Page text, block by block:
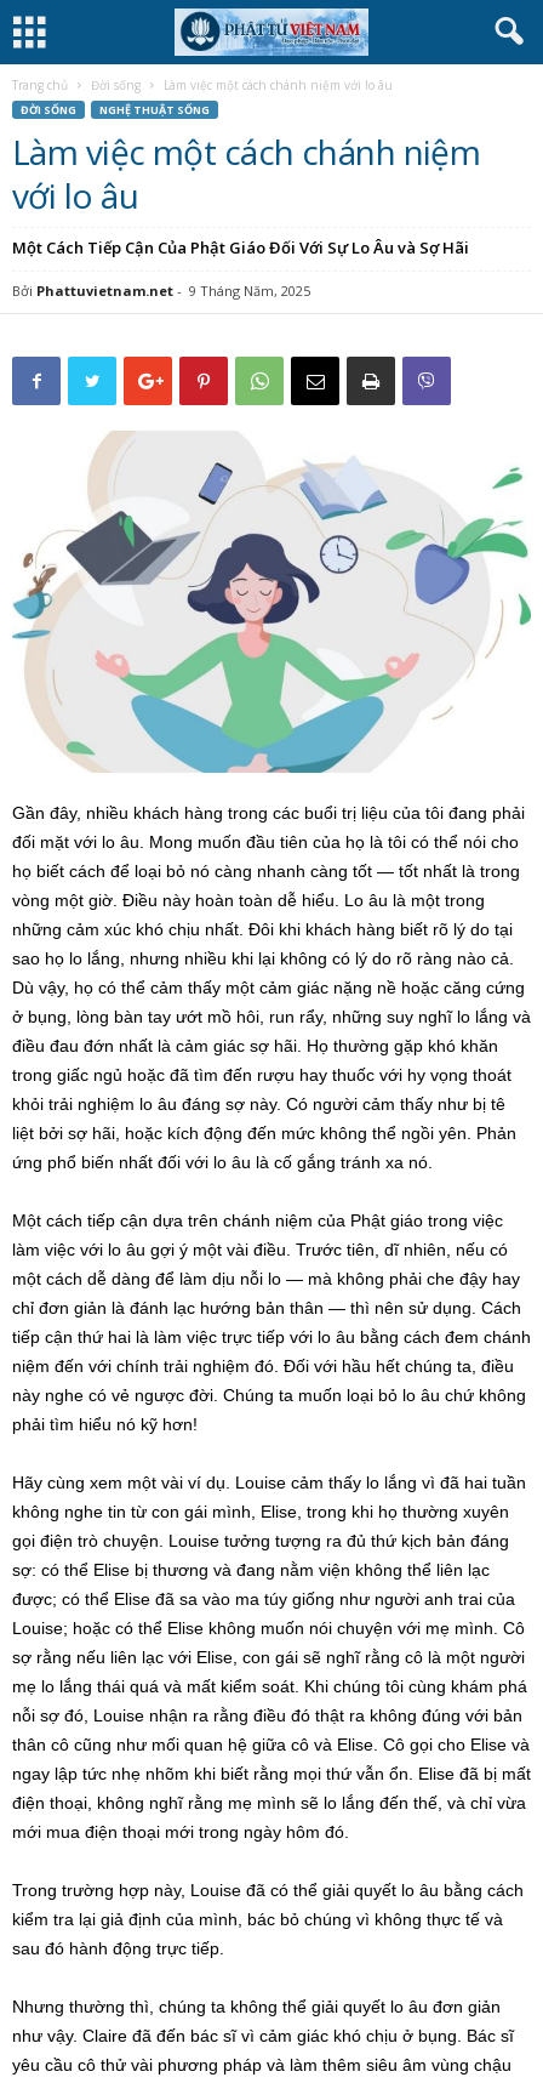
Trang chủ Đời sống Làm việc một cách chánh niệm với lo âu
ĐỜI SỐNG NGHỆ THUẬT SỐNG
Làm việc một cách chánh niệm
với lo âu
Một Cách Tiếp Cận Của Phật Giáo Đối Với Sự Lo Âu và Sợ Hãi
Bởi Phattuvietnam.net - 9 Tháng Năm, 2025
Gần đây, nhiều khách hàng trong các buổi trị liệu của tôi đang phải
đối mặt với lo âu. Mong muốn đầu tiên của họ là tôi có thể nói cho
họ biết cách để loại bỏ nó càng nhanh càng tốt — tốt nhất là trong
vòng một giờ. Điều này hoàn toàn dễ hiểu. Lo âu là một trong
những cảm xúc khó chịu nhất. Đôi khi khách hàng biết rõ lý do tại
sao họ lo lắng, nhưng nhiều khi lại không có lý do rõ ràng nào cả.
Dù vậy, họ có thể cảm thấy một cảm giác nặng nề hoặc căng cứng
ở bụng, lòng bàn tay ướt mồ hôi, run rẩy, những suy nghĩ lo lắng và
điều đau đớn nhất là cảm giác sợ hãi. Họ thường gặp khó khăn
trong giấc ngủ hoặc đã tìm đến rượu hay thuốc với hy vọng thoát
khỏi trải nghiệm lo âu đáng sợ này. Có người cảm thấy như bị tê
liệt bởi sợ hãi, hoặc kích động đến mức không thể ngồi yên. Phản
ứng phổ biến nhất đối với lo âu là cố gắng tránh xa nó.
Một cách tiếp cận dựa trên chánh niệm của Phật giáo trong việc
làm việc với lo âu gợi ý một vài điều. Trước tiên, dĩ nhiên, nếu có
một cách dễ dàng để làm dịu nỗi lo — mà không phải che đậy hay
chỉ đơn giản là đánh lạc hướng bản thân — thì nên sử dụng. Cách
tiếp cận thứ hai là làm việc trực tiếp với lo âu bằng cách đem chánh
niệm đến với chính trải nghiệm đó. Đối với hầu hết chúng ta, điều
này nghe có vẻ ngược đời. Chúng ta muốn loại bỏ lo âu chứ không
phải tìm hiểu nó kỹ hơn!
Hãy cùng xem một vài ví dụ. Louise cảm thấy lo lắng vì đã hai tuần
không nghe tin từ con gái mình, Elise, trong khi họ thường xuyên
gọi điện trò chuyện. Louise tưởng tượng ra đủ thứ kịch bản đáng
sợ: có thể Elise bị thương và đang nằm viện không thể liên lạc
được; có thể Elise đã sa vào ma túy giống như người anh trai của
Louise; hoặc có thể Elise không muốn nói chuyện với mẹ mình. Cô
sợ rằng nếu liên lạc với Elise, con gái sẽ nghĩ rằng cô là một người
mẹ lo lắng thái quá và mất kiểm soát. Khi chúng tôi cùng khám phá
nỗi sợ đó, Louise nhận ra rằng điều đó thật ra không đúng với bản
thân cô cũng như mối quan hệ giữa cô và Elise. Cô gọi cho Elise và
ngay lập tức nhẹ nhõm khi biết rằng mọi thứ vẫn ổn. Elise đã bị mất
điện thoại, không nghĩ rằng mẹ mình sẽ lo lắng đến thế, và chỉ vừa
mới mua điện thoại mới trong ngày hôm đó.
Trong trường hợp này, Louise đã có thể giải quyết lo âu bằng cách
kiểm tra lại giả định của mình, bác bỏ chúng vì không thực tế và
sau đó hành động trực tiếp.
Nhưng thường thì, chúng ta không thể giải quyết lo âu đơn giản
như vậy. Claire đã đến bác sĩ vì cảm giác khó chịu ở bụng. Bác sĩ
yêu cầu cô thử vài phương pháp và làm thêm siêu âm vùng chậu